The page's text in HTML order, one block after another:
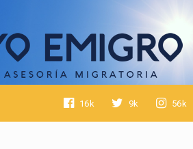
16k 9k 56k